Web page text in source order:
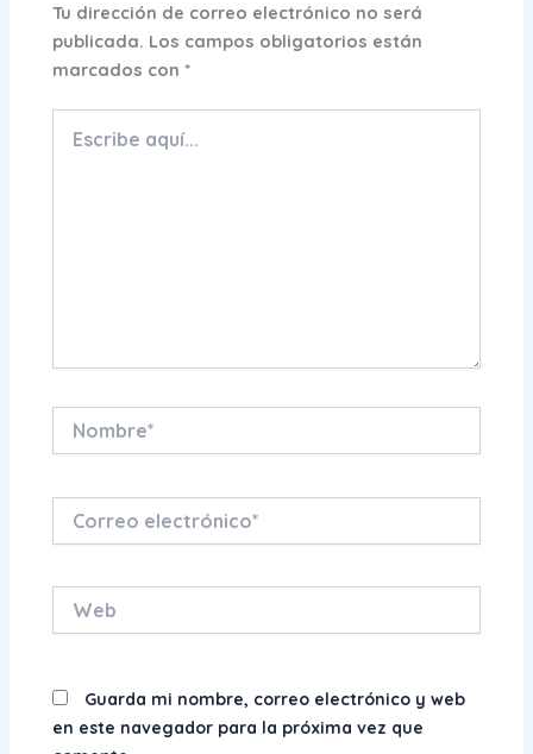
Tu dirección de correo electrónico no será
publicada. Los campos obligatorios están
marcados con*
aquí...
electrónico*
Guarda mi nombre, correo electrónico y web
en este navegador para la próxima vez que